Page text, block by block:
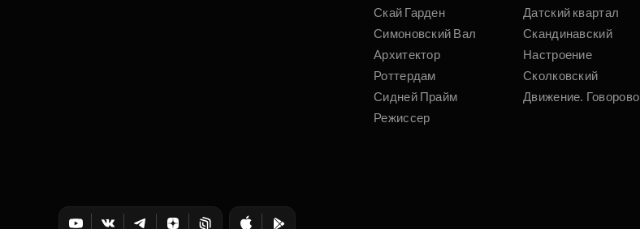
Скай Гарден
Симоновский Вал
Архитектор
Роттердам
Сидней Прайм
Режиссер
Датский квартал
Скандинавский
Настроение
Сколковский
Движение. Говорово